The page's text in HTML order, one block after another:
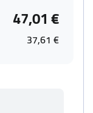
47,01 €
37,61 €